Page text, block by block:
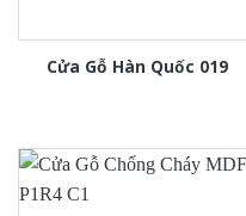
Cửa Gỗ Hàn Quốc 019